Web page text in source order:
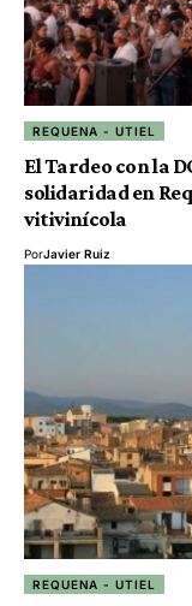
REQUENA - UTIEL
El Tardeo con la
solidaridad en
vitivinícola
PorJavier Ruiz
REQUENA - UTIEL